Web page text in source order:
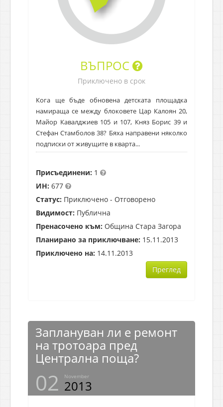
ВЪПРОС
Приключено в срок
Кога ще бъде обновена детската площадка
намираща се между блоковете Цар Калоян 20,
Майор Кавалджиев 105 и 107, Княз Борис 39 и
Стефан Стамболов 38? Бяха направени няколко
подписки от живущите в кварта...
Присъединени: 1
ИН: 677
Статус: Приключено - Отговорено
Видимост: Публична
Пренасочено към: Община Стара Загора
Планирано за приключване: 15.11.2013
Приключено на: 14.11.2013
Преглед
Заплануван ли е ремонт
на тротоара пред
Централна поща?
02 November
2013